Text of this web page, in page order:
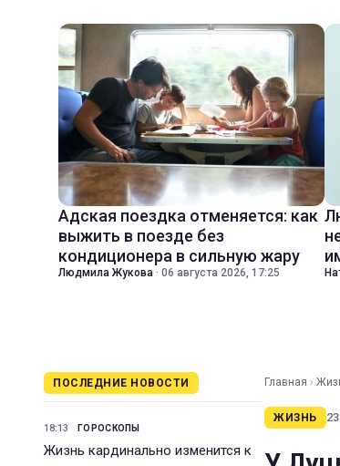
Адская поездка отменяется: как
выжить в поезде без
кондиционера в сильную жару
Людмила Жукова · 06 августа 2026, 17:25
ПОСЛЕДНИЕ НОВОСТИ
18:13 ГОРОСКОПЫ
Жизнь кардинально изменится к
Главная ›
ЖИЗНЬ